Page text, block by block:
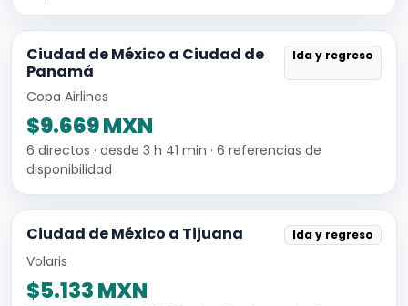
Ciudad de México a Ciudad de
Panamá
Ida y regreso
Copa Airlines
$9.669 MXN
6 directos · desde 3 h 41 min · 6 referencias de
disponibilidad
Ciudad de México a Tijuana Ida y regreso
Volaris
$5.133 MXN